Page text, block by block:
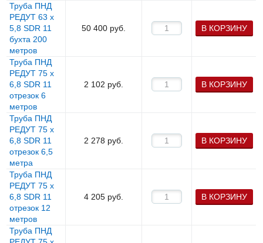
Труба ПНД
РЕДУТ 63 х
5,8 SDR 11
бухта 200
метров
50 400 руб. В КОРЗИНУ
Труба ПНД
РЕДУТ 75 х
6,8 SDR 11
отрезок 6
метров
2 102 руб. В КОРЗИНУ
Труба ПНД
РЕДУТ 75 х
6,8 SDR 11
отрезок 6,5
метра
2 278 руб. В КОРЗИНУ
Труба ПНД
РЕДУТ 75 х
6,8 SDR 11
отрезок 12
метров
4 205 руб. В КОРЗИНУ
Труба ПНД